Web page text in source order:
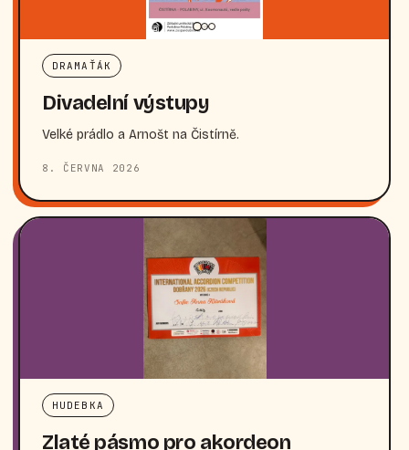
DRAMAŤÁK
Divadelní výstupy
Velké prádlo a Arnošt na Čistírně.
8. ČERVNA 2026
HUDEBKA
Zlaté pásmo pro akordeon